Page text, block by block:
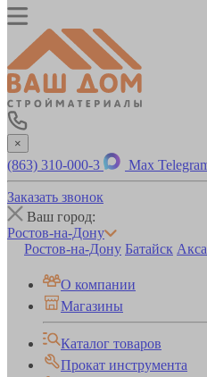
×
(863) 310-000-3 Max
Заказать звонок
Ваш город:
Ростов-на-Дону
Ростов-на-Дону Батайск
О компании
Магазины
Каталог товаров
Прокат инструмента